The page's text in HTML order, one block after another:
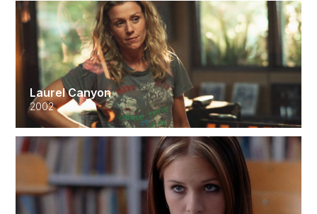
Laurel Canyon
2002